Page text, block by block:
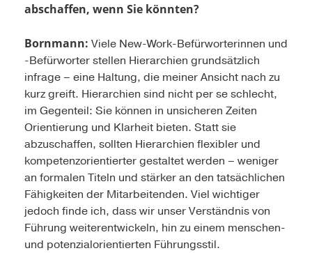
abschaffen, wenn Sie könnten?
Bornmann: Viele New-Work-Befürworterinnen und
-Befürworter stellen Hierarchien grundsätzlich
infrage – eine Haltung, die meiner Ansicht nach zu
kurz greift. Hierarchien sind nicht per se schlecht,
im Gegenteil: Sie können in unsicheren Zeiten
Orientierung und Klarheit bieten. Statt sie
abzuschaffen, sollten Hierarchien flexibler und
kompetenzorientierter gestaltet werden – weniger
an formalen Titeln und stärker an den tatsächlichen
Fähigkeiten der Mitarbeitenden. Viel wichtiger
jedoch finde ich, dass wir unser Verständnis von
Führung weiterentwickeln, hin zu einem menschen-
und potenzialorientierten Führungsstil.